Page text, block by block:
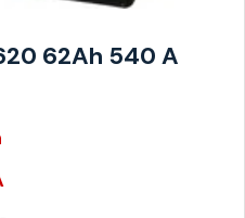
62Ah 540 A